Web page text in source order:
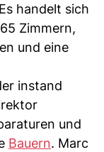
handelt sich
Zimmern,
und eine
instand
und
Bauern. Marc